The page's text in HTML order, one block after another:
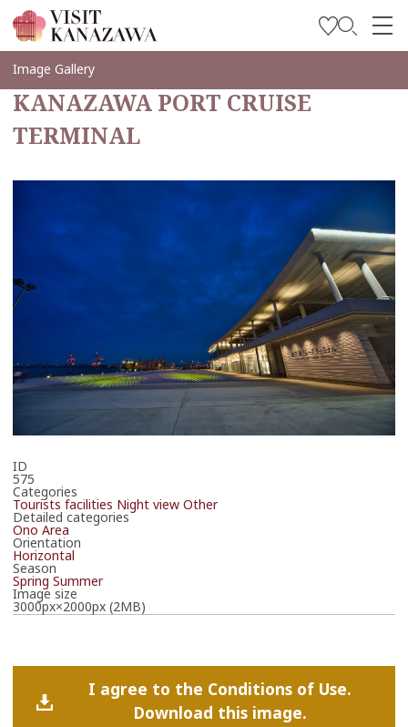
บทความพิเศษ
สถานที่ท่องเที่ยว
วางแผนการท่องเที่ยวของคุณ
Travel Trade and Media
Languages
Image Gallery
KANAZAWA PORT CRUISE
TERMINAL
ID
575
Categories
Tourists facilities Night viewOther
Detailed categories
Ono Area
Orientation
Horizontal
Season
Spring Summer
Image size
3000px×2000px (2MB)
I agree to the Conditions of Use.
Download this image.